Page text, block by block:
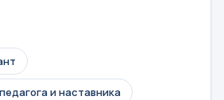
и наставника